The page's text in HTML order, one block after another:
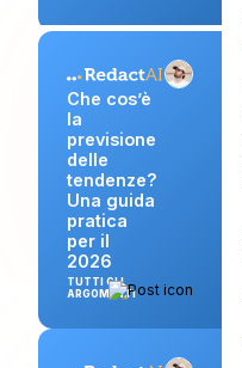
Che cos’è
la
previsione
delle
tendenze?
Una guida
pratica
per il
2026
TUTTI GLI
ARGOMENTI